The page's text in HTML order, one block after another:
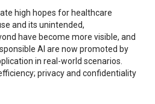
high hopes for healthcare
and its unintended,
have become more visible, and
AI are now promoted by
in real-world scenarios.
privacy and confidentiality